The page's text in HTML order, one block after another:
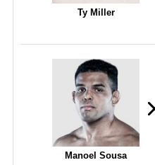
Ty Miller
Manoel Sousa